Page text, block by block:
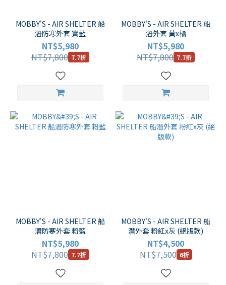
3.5mm
2mm
(2)
MOBBY'S - AIR SHELTER 船
潛防寒外套 寶藍
NT$5,980
NT$7,800 7.7折
MOBBY'S - AIR SHELTER 船
潛外套 黃x橘
NT$5,980
NT$7,800 7.7折
MOBBY'S - AIR SHELTER 船
潛防寒外套 粉藍
NT$5,980
NT$7,800 7.7折
MOBBY'S - AIR SHELTER 船
潛外套 粉紅x灰 (絕版款)
NT$4,500
NT$7,500 6折